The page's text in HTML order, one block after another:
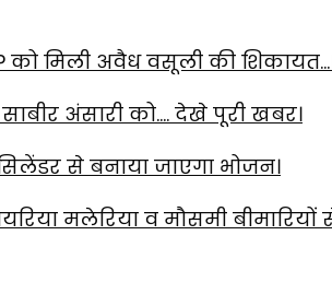
को मिली अवैध वसूली की
साबीर अंसारी को…. देखे पूरी खबर।
से बनाया जाएगा भोजन।
मलेरिया व मौसमी बीमारियों